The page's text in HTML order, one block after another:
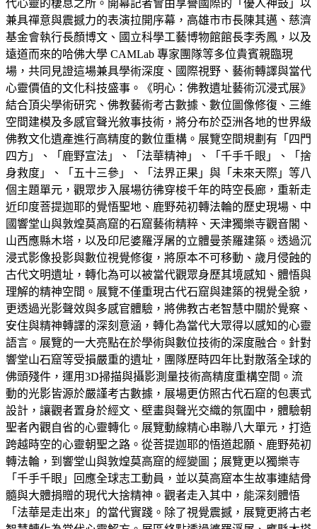
代心靈的棲息之所。開幕記者會由享譽國際的「優人神鼓」以
兼具禪意與震撼力的表演拉開序幕，高雄市市長陳其邁、慈濟
基金會執行長顏博文、國立科學工藝博物館館長李秀鳳，以及
遠道而來的哈佛大學 CAMLab 專家團隊等多位貴賓親臨現
場，共同見證這場兼具學術深度、國際視野、藝術轉譯與當代
心靈價值的文化科技盛事。《明心：佛教遺址藝術沉浸式展》
結合頂尖學術研究、佛教藝術考古數據、數位圖像修復、三維
空間建模及多感官聲光敘事技術，將分布於亞洲各地的世界級
佛教文化遺產進行高精度的數位重構。展覽空間規劃有「四門
四方」、「鹿野宣法」、「法華精神」、「千手千眼」、「捨
身救度」、「五十三參」、「法界正果」與「未來天際」等八
個主題單元，觀眾步入展場彷彿穿梭千年的時空長廊，重新走
近印度菩提迦耶的覺悟聖地、鹿野苑初轉法輪的歷史現場、中
國響堂山與敦煌莫高窟的石窟藝術精粹、天津獨樂寺觀音閣、
山西應縣木塔，以及印尼婆羅浮屠的立體曼荼羅建築。透過沉
浸式影像投影與數位視覺修復，將原本不可移動、歲月侵蝕的
古代文明遺址，轉化為可以被當代觀眾身歷其境感知、體悟與
理解的精神空間。展覽不僅重現古代石窟與建築的視覺全貌，
更透過光影聲效與多感官體驗，將佛教古老智慧中關於覺察、
安住與精神轉譯的深刻意涵，轉化為當代大眾得以感知的心靈
語言。展覽的一大亮點在於學術與數位技術的深度融合。針對
響堂山石窟等受損嚴重的遺址，團隊歷時四年比對散落全球的
佛頭殘件，運用3D掃描與攝影測量技術高精度重構空間。流
動的光影皆源於嚴謹考古數據，展場更仿照古代石窟的包裹式
設計，讓觀者置身於經文、壁畫與聲光交織的氛圍中，體驗朝
聖者內觀自省的心靈轉化。展覽動線精心串聯八大單元，打造
跨越時空的心靈朝聖之路。從菩提迦耶的悟道起願、鹿野苑初
轉法輪，到響堂山與敦煌莫高窟的經變圖；展覽更以獨樂寺
「千手千眼」回應全球志工動員，並以莫高窟本生故事連結骨
髓與大體捐贈的現代大捨精神。觀者走入其中，能深刻體悟
「法華是走出來」的當代實踐。除了視覺震撼，展覽更將古老